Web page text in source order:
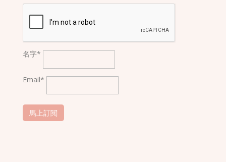
名字*
Email*